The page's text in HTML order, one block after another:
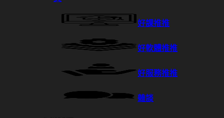
好課推推
好軟體推推
好服務推推
雜談